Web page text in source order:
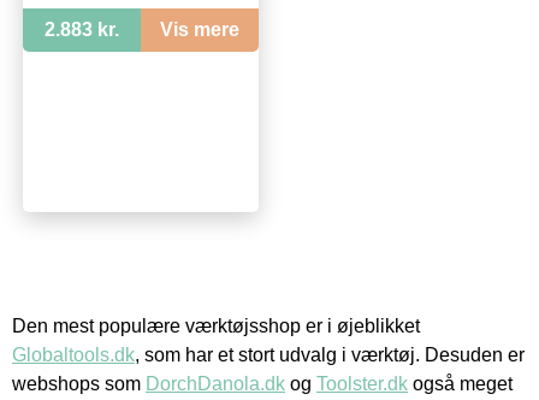
2.883 kr. Vis mere
Den mest populære værktøjsshop er i øjeblikket
Globaltools.dk, som har et stort udvalg i værktøj. Desuden er
webshops som DorchDanola.dk og Toolster.dk også meget